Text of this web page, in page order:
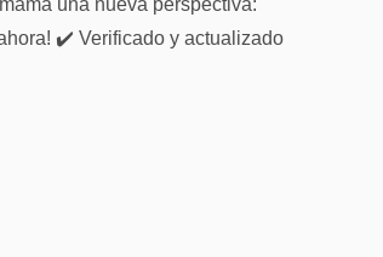
una nueva perspectiva:
✔️ Verificado y actualizado